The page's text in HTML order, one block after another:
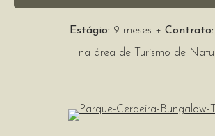
Estágio: 9 meses + Contrato:
na área de Turismo de